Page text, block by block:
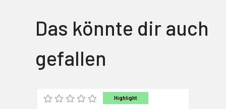
Das könnte dir auch
gefallen
Highlight